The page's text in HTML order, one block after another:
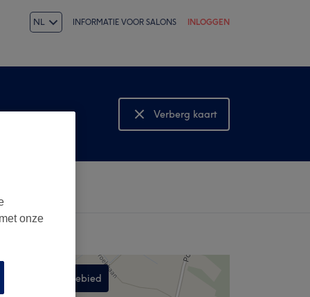
NL INFORMATIE VOOR SALONS INLOGGEN
Verberg kaart
Bekijk kaart
Zoek in dit gebied
onze